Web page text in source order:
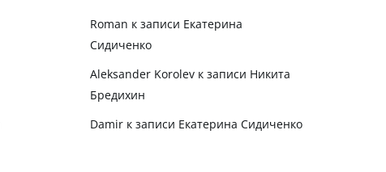
Roman к записи Екатерина
Сидиченко
Aleksander Korolevк записи Никита
Бредихин
Damirк записи Екатерина Сидиченко